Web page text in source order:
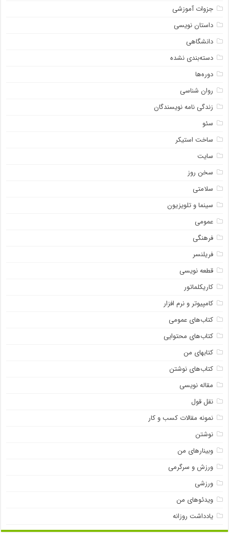
جزوات آموزشی
داستان نویسی
دانشگاهی
دسته‌بندی نشده
دوره‌ها
روان شناسی
زندگی نامه نویسندگان
سئو
ساخت استیکر
سایت
سخن روز
سلامتی
سینما و تلویزیون
عمومی
فرهنگی
فریلنسر
قطعه نویسی
کاریکلماتور
کامپیوتر و نرم افزار
کتاب‌های عمومی
کتاب‌های محتوایی
کتابهای من
کتاب‌های نوشتن
مقاله نویسی
نقل قول
نمونه مقالات کسب و کار
نوشتن
وبینارهای من
ورزش و سرگرمی
ورزشی
ویدئوهای من
یادداشت روزانه